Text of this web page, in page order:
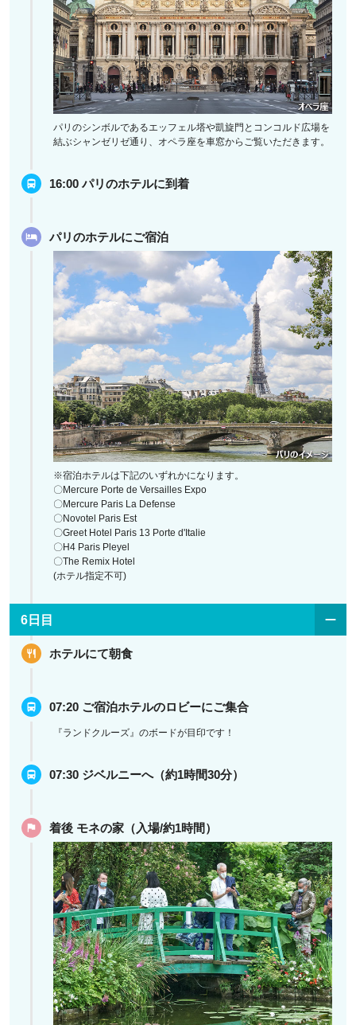
パリのシンボルであるエッフェル塔や凱旋門とコンコルド広場を
結ぶシャンゼリゼ通り、オペラ座を車窓からご覧いただきます。
16:00 パリのホテルに到着
パリのホテルにご宿泊
※宿泊ホテルは下記のいずれかになります。
〇Mercure Porte de Versailles Expo
〇Mercure Paris La Defense
〇Novotel Paris Est
〇Greet Hotel Paris 13 Porte d'Italie
〇H4 Paris Pleyel
〇The Remix Hotel
(ホテル指定不可)
6日目
ホテルにて朝食
07:20 ご宿泊ホテルのロビーにご集合
『ランドクルーズ』のボードが目印です！
07:30 ジベルニーへ（約1時間30分）
着後 モネの家（入場/約1時間）